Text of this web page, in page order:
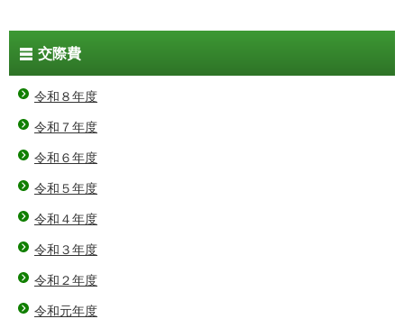
交際費
令和８年度
令和７年度
令和６年度
令和５年度
令和４年度
令和３年度
令和２年度
令和元年度